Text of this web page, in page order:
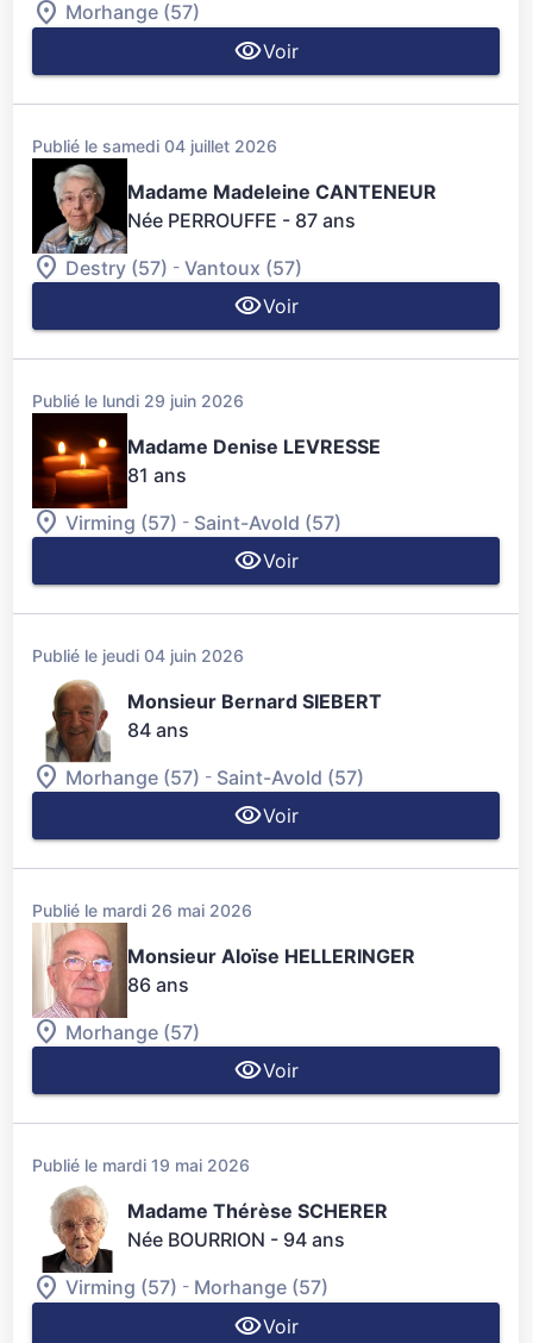
Morhange (57)
Voir
Publié le samedi 04 juillet 2026
Madame Madeleine CANTENEUR
Née PERROUFFE - 87 ans
Destry (57) -Vantoux (57)
Voir
Publié le lundi 29 juin 2026
Madame Denise LEVRESSE
81 ans
Virming (57) - Saint-Avold (57)
Voir
Publié le jeudi 04 juin 2026
Monsieur Bernard SIEBERT
84 ans
Morhange (57) - Saint-Avold (57)
Voir
Publié le mardi 26 mai 2026
Monsieur Aloïse HELLERINGER
86 ans
Morhange (57)
Voir
Publié le mardi 19 mai 2026
Madame Thérèse SCHERER
Née BOURRION - 94 ans
Virming (57) - Morhange (57)
Voir